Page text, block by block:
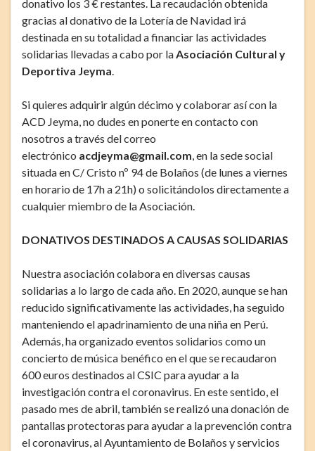
donativo los 3 € restantes. La recaudación obtenida
gracias al donativo de la Lotería de Navidad irá
destinada en su totalidad a financiar las actividades
solidarias llevadas a cabo por la Asociación Cultural y
Deportiva Jeyma
Si quieres adquirir algún décimo y colaborar así con la
ACD Jeyma, no dudes en ponerte en contacto con
nosotros a través del correo
electrónico acdjeyma@gmail.com , en la sede social
situada en C/ Cristo nº 94 de Bolaños (de lunes a viernes
en horario de 17h a 21h) o solicitándolos directamente a
cualquier miembro de la Asociación.
DONATIVOS DESTINADOS A CAUSAS SOLIDARIAS
Nuestra asociación colabora en diversas causas
solidarias a lo largo de cada año. En 2020, aunque se han
reducido significativamente las actividades, ha seguido
manteniendo el apadrinamiento de una niña en Perú.
Además, ha organizado eventos solidarios como un
concierto de música benéfico en el que se recaudaron
600 euros destinados al CSIC para ayudar a la
investigación contra el coronavirus. En este sentido, el
pasado mes de abril, también se realizó una donación de
pantallas protectoras para ayudar a la prevención contra
el coronavirus, al Ayuntamiento de Bolaños y servicios